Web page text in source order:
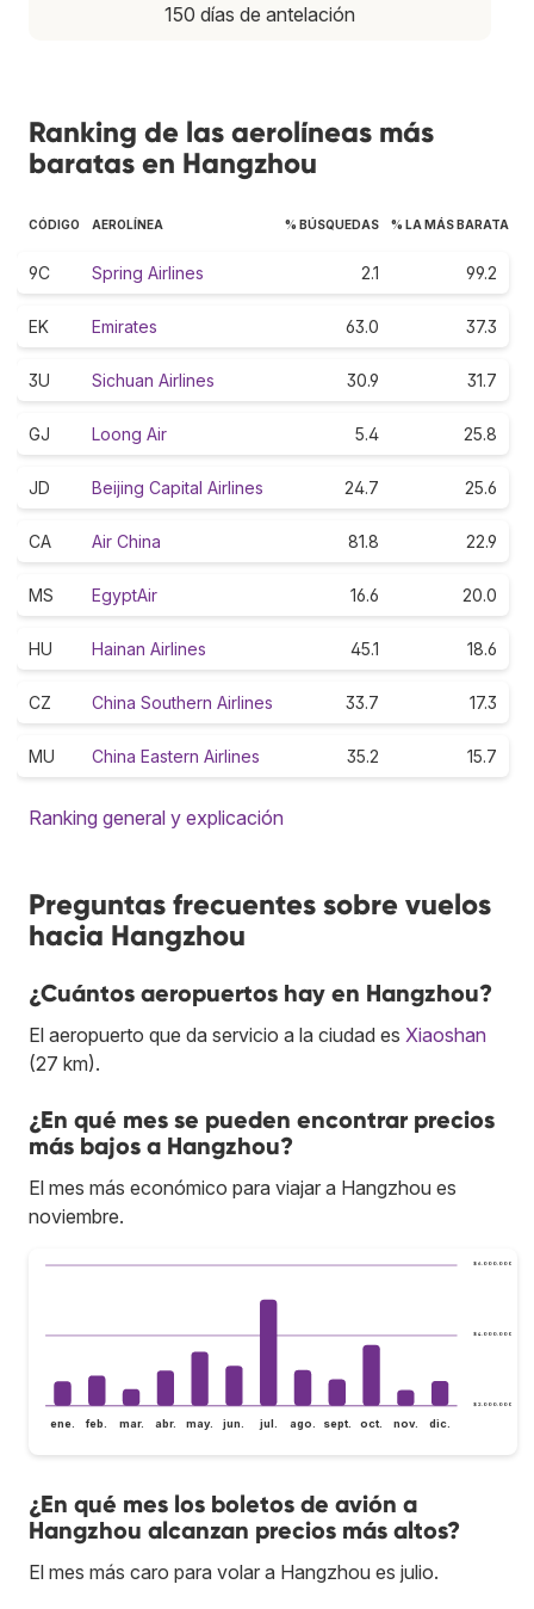
150 días de antelación
Ranking de las aerolíneas más
baratas en Hangzhou
CÓDIGO AEROLÍNEA % BÚSQUEDAS % LA MÁS BARATA
9C Spring Airlines 2.1 99.2
EK Emirates 63.0 37.3
3U Sichuan Airlines 30.9 31.7
GJ Loong Air 5.4 25.8
JD Beijing Capital Airlines 24.7 25.6
CA Air China 81.8 22.9
MS EgyptAir 16.6 20.0
HU Hainan Airlines 45.1 18.6
CZ China Southern Airlines 33.7 17.3
MU China Eastern Airlines 35.2 15.7
Ranking general y explicación
Preguntas frecuentes sobre vuelos
hacia Hangzhou
¿Cuántos aeropuertos hay en Hangzhou?
El aeropuerto que da servicio a la ciudad es Xiaoshan
(27 km).
¿En qué mes se pueden encontrar precios
más bajos a Hangzhou?
El mes más económico para viajar a Hangzhou es
noviembre.
$ 2.000.000
$ 4.000.000
$ 6.000.000
ene. feb. mar. abr. may. jun. jul. ago. sept. oct. nov. dic.
¿En qué mes los boletos de avión a
Hangzhou alcanzan precios más altos?
El mes más caro para volar a Hangzhou es julio.